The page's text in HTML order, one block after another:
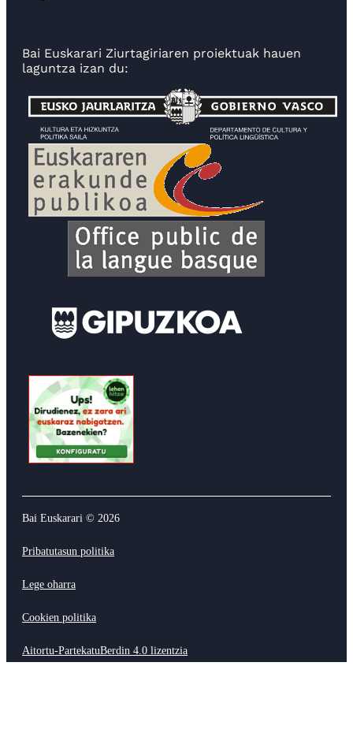
Bai Euskarari Ziurtagiriaren proiektuak hauen
laguntza izan du:
Bai Euskarari © 2026
Pribatutasun politika
Lege oharra
Cookien politika
Aitortu-PartekatuBerdin 4.0 lizentzia